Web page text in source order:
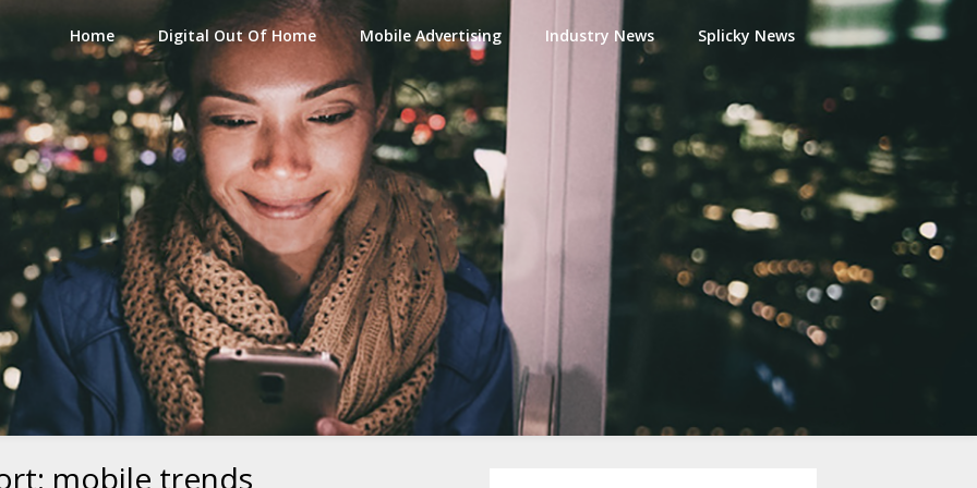
Home Digital Out Of Home Mobile Advertising Industry News Splicky News
mobile trends